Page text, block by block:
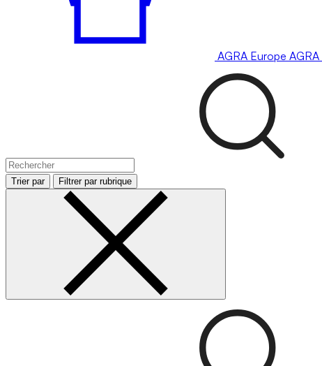
AGRA Europe AGRA
Trier par Filtrer par rubrique